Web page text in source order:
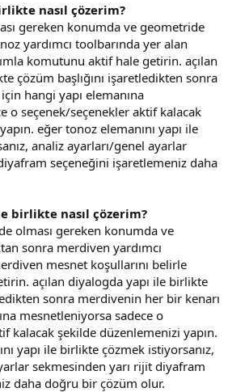
nasıl çözerim?
gereken konumda ve geometride
yardımcı toolbarında yer alan
komutunu aktif hale getirin. açılan
çözüm başlığını işaretledikten sonra
hangi yapı elemanına
o seçenek/seçenekler aktif kalacak
eğer tonoz elemanını yapı ile
analiz ayarları/genel ayarlar
seçeneğini işaretlemeniz daha
birlikte nasıl çözerim?
olması gereken konumda ve
sonra merdiven yardımcı
mesnet koşullarını belirle
açılan diyalogda yapı ile birlikte
sonra merdivenin her bir kenarı
mesnetleniyorsa sadece o
kalacak şekilde düzenlemenizi yapın.
yapı ile birlikte çözmek istiyorsanız,
sekmesinden yarı rijit diyafram
daha doğru bir çözüm olur.